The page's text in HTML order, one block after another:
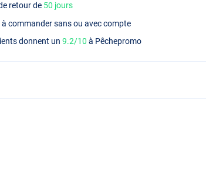
retour de 50 jours
à commander sans ou avec compte
donnent un9.2/10 à Pêchepromo